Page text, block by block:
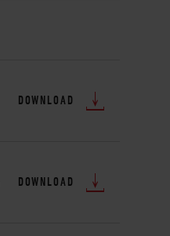
DOWNLOAD
DOWNLOAD